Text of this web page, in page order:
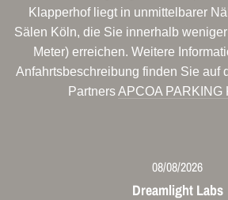
Klapperhof liegt in unmittelbarer
Sälen Köln, die Sie innerhalb
Meter) erreichen. Weitere
Anfahrtsbeschreibung finden Sie auf
PartnersAPCOA PARKING
08/08/2026
Dreamlight Labs